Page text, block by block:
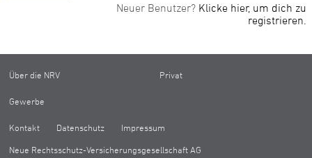
Neuer Benutzer? Klicke hier, um dich zu
registrieren.
Über die NRV Privat
Gewerbe
Kontakt Datenschutz
Impressum
Neue Rechtsschutz-Versicherungsgesellschaft AG